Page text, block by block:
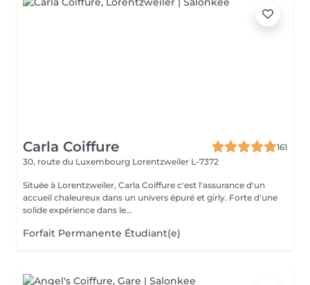
Carla Coiffure
161
30, route du Luxembourg Lorentzweiler L-7372
Située à Lorentzweiler, Carla Coiffure c'est l'assurance d'un
accueil chaleureux dans un univers épuré et girly. Forte d'une
solide expérience dans le...
Forfait Permanente Étudiant(e)